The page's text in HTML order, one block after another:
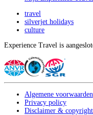
travel
silverjet holidays
culture
Experience Travel is
Algemene voorwaarden
Privacy policy
Disclaimer &